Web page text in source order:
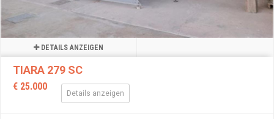
DETAILS ANZEIGEN
TIARA 279 SC
€ 25.000
Details anzeigen